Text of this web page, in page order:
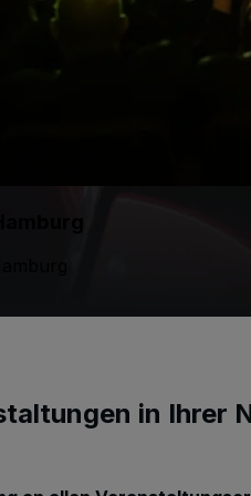
in Ihrer